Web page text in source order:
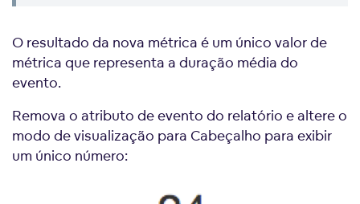
O resultado da nova métrica é um único valor de
métrica que representa a duração média do
evento.
Remova o atributo de evento do relatório e altere o
modo de visualização para Cabeçalho para exibir
um único número: